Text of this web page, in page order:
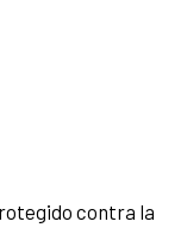
contra la